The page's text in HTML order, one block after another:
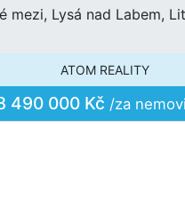
mezi, Lysá nad Labem,
ATOM REALITY
490 000 Kč /za